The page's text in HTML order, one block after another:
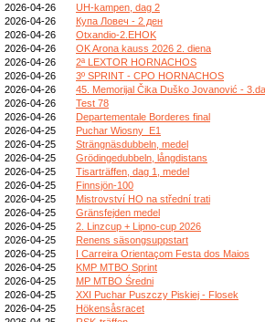
2026-04-26
UH-kampen, dag 2
2026-04-26
Купа Ловеч - 2 ден
2026-04-26
Otxandio-2.EHOK
2026-04-26
OK Arona kauss 2026 2. diena
2026-04-26
2ª LEXTOR HORNACHOS
2026-04-26
3º SPRINT - CPO HORNACHOS
2026-04-26
45. Memorijal Čika Duško Jovanović -
2026-04-26
Test 78
2026-04-26
Departementale Borderes final
2026-04-25
Puchar Wiosny_E1
2026-04-25
Strängnäsdubbeln, medel
2026-04-25
Grödingedubbeln, långdistans
2026-04-25
Tisarträffen, dag 1, medel
2026-04-25
Finnsjön-100
2026-04-25
Mistrovství HO na střední trati
2026-04-25
Gränsfejden medel
2026-04-25
2. Linzcup + Lipno-cup 2026
2026-04-25
Renens säsongsuppstart
2026-04-25
I Carreira Orientaçom Festa dos Maios
2026-04-25
KMP MTBO Sprint
2026-04-25
MP MTBO Średni
2026-04-25
XXI Puchar Puszczy Piskiej - Flosek
2026-04-25
Hökensåsracet